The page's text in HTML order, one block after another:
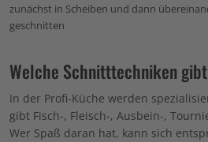
zunächst in Scheiben und dann
geschnitten
Welche Schnitttechniken
In der Profi-Küche werden
gibt Fisch-, Fleisch-, Ausbein-,
Wer Spaß daran hat, kann sich